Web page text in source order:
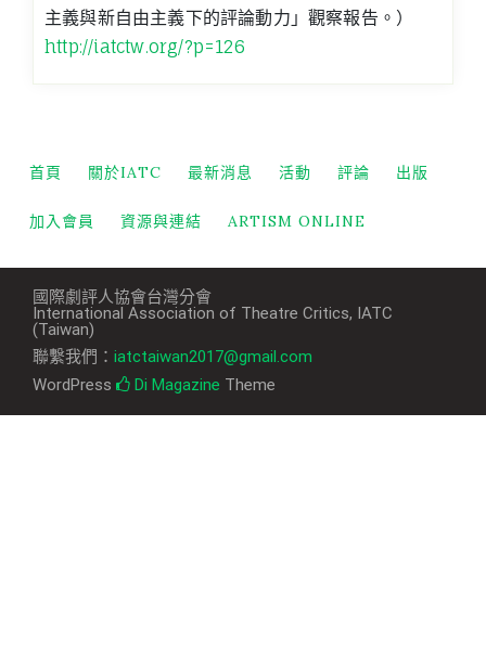
主義與新自由主義下的評論動力」觀察報告。）
http://iatctw.org/?p=126
首頁 關於IATC 最新消息 活動 評論 出版
加入會員 資源與連結 ARTISM ONLINE
國際劇評人協會台灣分會
International Association of Theatre Critics, IATC
(Taiwan)
聯繫我們： iatctaiwan2017@gmail.com
WordPress
Di Magazine Theme